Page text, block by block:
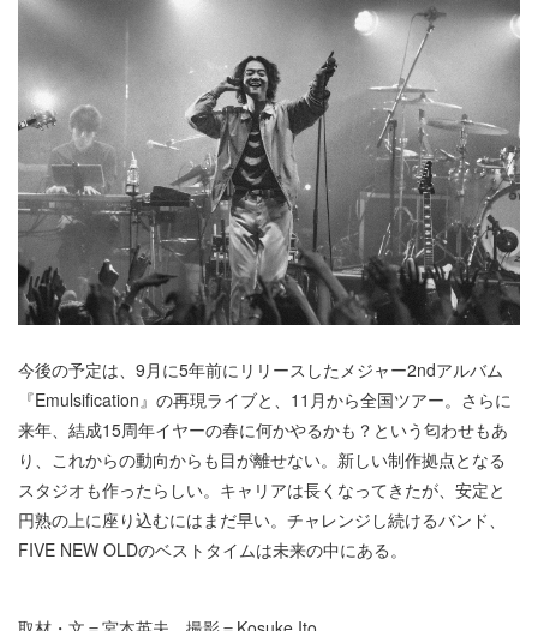
今後の予定は、9月に5年前にリリースしたメジャー2ndアルバム
『Emulsification』の再現ライブと、11月から全国ツアー。さらに
来年、結成15周年イヤーの春に何かやるかも？という匂わせもあ
り、これからの動向からも目が離せない。新しい制作拠点となる
スタジオも作ったらしい。キャリアは長くなってきたが、安定と
円熟の上に座り込むにはまだ早い。チャレンジし続けるバンド、
FIVE NEW OLDのベストタイムは未来の中にある。